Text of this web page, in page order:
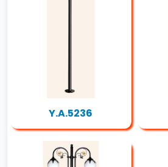
Y.A.5236